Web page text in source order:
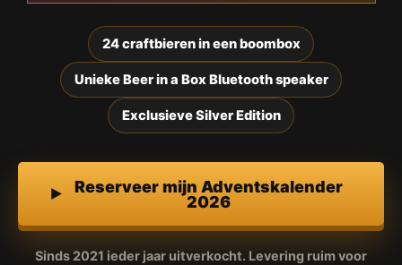
24 craftbieren in een boombox
Unieke Beer in a Box Bluetooth speaker
Exclusieve Silver Edition
Reserveer mijn Adventskalender
2026
Sinds 2021 ieder jaar uitverkocht. Levering ruim voor